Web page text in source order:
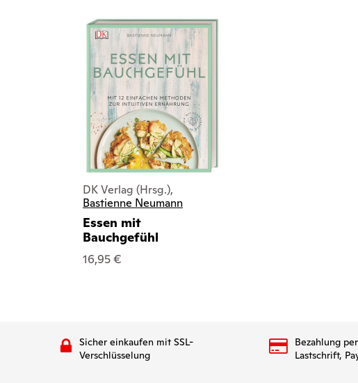
DK Verlag (Hrsg.),
Bastienne Neumann
Essen mit
Bauchgefühl
16,95 €
Sicher einkaufen mit SSL-
Verschlüsselung
Bezahlung
Lastschrift,